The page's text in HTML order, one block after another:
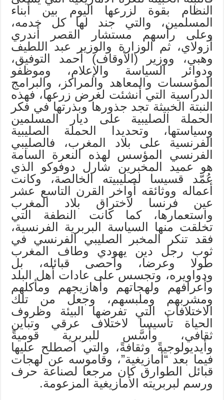
النظام بقوة لزرعها اليوم بين أبناء
المسلمين، والتي جند لها كل خدمه،
وعلى رأسهم مستشار القصر أندري
أزولاي، ثم الوزارة والوزير عبد اللطيف
وهبي، ووزير (الأوقاف) أحمد التوفيق،
ودوائر السياسة والإعلام، وموظفو
المؤسسات والمعاهد والمراكز، والبرامج
الدراسية التي أنشئت لغرض زرعها، فهذه
النبتة الخبيثة تجد جذورها وبذرتها في فكر
الحملة الصليبية على ديار المسلمين
وسياستها، وتحديدا الحملة الصليبية
الفرنسية على بلاد المغرب، فالصليبي
الفرنسي المؤسس لهذه النعرة السامة
هو عميد المخبرين شارل دوفوكو الذي
عُمّد قسيسا لصليبيته الخالصة، وكانت
أعماله ووثائقه أواخر القرن التاسع عشر
عين فرنسا لاختراق بلاد المغرب
واستعمارها، كما كانت النطفة التي
تخلقت منها السياسة البربرية الفرنسية،
فقد تنكر المخبر الصليبي الفرنسي في
ثوب رجل دين يهودي وطاف المغرب
طولا وعرضا، وأحصى قبائله، بل
ودواويره، وتجسس على عادات أهل البلد
وأعرافهم ولهجاتهم وأهازيجهم ومأكلهم
ومشربهم وملبسهم، وجعل من تلك
الاختلافات التي تفرضها البيئة وظروف
الحياة تأسيسا لاختلاف عرقي وتباين
ثقافي، وأسَّس للبربرية قوميةً
وأيديولوجيةً وثقافةً، والتي اصطلح عليها
فيما بعد “أمازيغية”، وقاموسه عن لهجات
قبائل الطوارق كان مرجعا لصناعة حرف
ورسم لبربريته الأمازيغية المزعومة.